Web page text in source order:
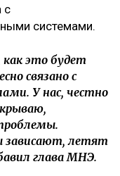
с
системами.
это будет
связано с
У нас, честно
зависают, летят
глава МНЭ.